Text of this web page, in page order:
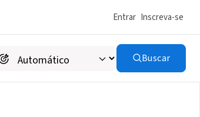
Entrar Inscreva-se
Buscar